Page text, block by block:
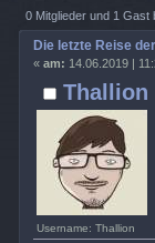
(Coriolis) /
0 Mitglieder und 1 Gast
Thallion
Username: Thallion
Die letzte Reise
« am: 14.06.2019 |